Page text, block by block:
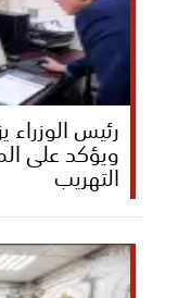
رئيس
ويؤكد على
التهريب